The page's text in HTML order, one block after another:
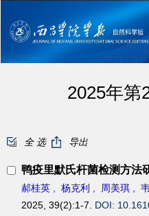
2025年第
全 选 导出
鸭疫里默氏杆菌检测方法
郝桂英 , 杨克利 , 周美琪 ,
2025, 39(2):1-7. DOI: